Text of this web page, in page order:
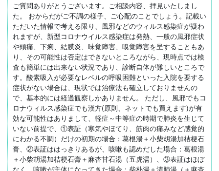
ご質問ありがとうございます。ご相談内容、拝見いたしまし
た。 おからだがご不調の様子、ご心配のことでしょう。記載い
ただいた情報で考える限り、風邪などのウィルス感染症が疑わ
れますが、新型コロナウイルス感染症は発熱、一般の風邪症状
や頭痛、下痢、結膜炎、味覚障害、嗅覚障害を呈することもあ
り、その可能性は否定はできないところながら、現時点では検
査も簡単には出来ない状況であり、診断自体が難しいところで
す。酸素吸入が必要なレベルの呼吸困難といった入院を要する
症状がない場合は、現状では治療法も確立しておりませんの
で、基本的には経過観察しかありません。 ただし、風邪でもコ
ロナウィルス感染症でも漢方(原則、ネットでも買えます)が有
効な可能性はありまして、軽症～中等症の時期で肺炎を生じて
いない前提で、①表証（寒気やほてり、筋肉の痛みなど感覚的
にわかる不調）だけの初期の場合：葛根湯＋小柴胡湯加桔梗石
膏、②表証ははっきりあるが、咳嗽も認めだした場合：葛根湯
＋小柴胡湯加桔梗石膏＋麻杏甘石湯（五虎湯）、③表証はほぼ